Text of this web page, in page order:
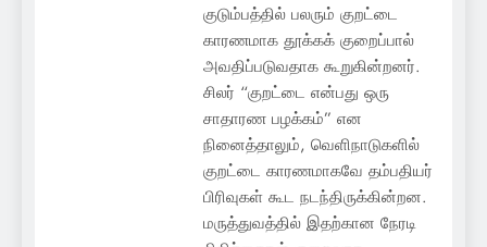
குடும்பத்தில் பலரும் குறட்டை
காரணமாக தூக்கக் குறைப்பால்
அவதிப்படுவதாக கூறுகின்றனர்.
சிலர் “குறட்டை என்பது ஒரு
சாதாரண பழக்கம்” என
நினைத்தாலும், வெளிநாடுகளில்
குறட்டை காரணமாகவே தம்பதியர்
பிரிவுகள் கூட நடந்திருக்கின்றன.
மருத்துவத்தில் இதற்கான நேரடி